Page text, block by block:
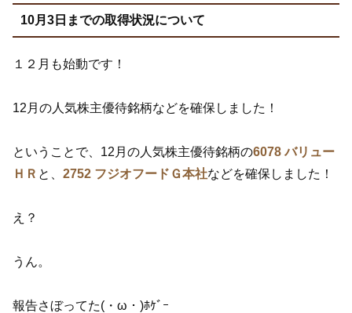
10月3日までの取得状況について
１２月も始動です！
12月の人気株主優待銘柄などを確保しました！
ということで、12月の人気株主優待銘柄の6078 バリュー
ＨＲ と、 2752 フジオフードＧ本社などを確保しました！
え？
うん。
報告さぼってた(・ω・)ﾎｹﾞｰ